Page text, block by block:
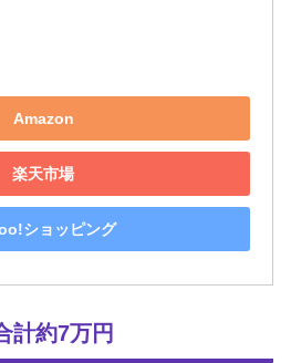
Amazon
楽天市場
ショッピング
計約7万円